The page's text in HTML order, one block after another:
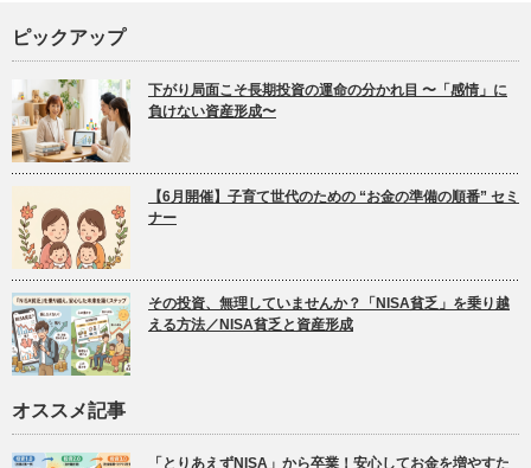
ピックアップ
下がり局面こそ長期投資の運命の分かれ目 〜「感情」に
負けない資産形成〜
【6月開催】子育て世代のための “お金の準備の順番” セミ
ナー
その投資、無理していませんか？「NISA貧乏」を乗り越
える方法／NISA貧乏と資産形成
オススメ記事
「とりあえずNISA」から卒業！安心してお金を増やすた